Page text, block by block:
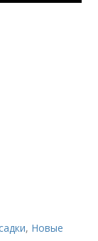
, Новые